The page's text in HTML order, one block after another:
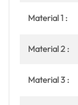
Material 1 :
Material 2 :
Material 3 :